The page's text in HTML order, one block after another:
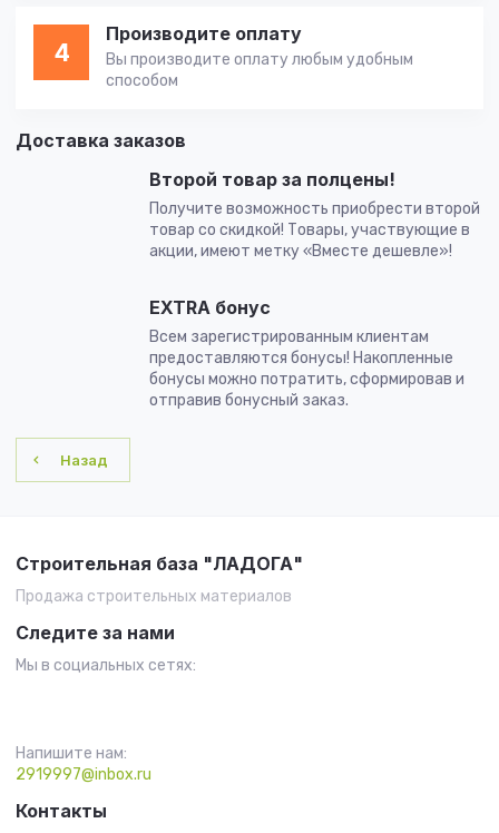
4
Производите оплату
Вы производите оплату любым удобным
способом
Доставка заказов
Второй товар за полцены!
Получите возможность приобрести второй
товар со скидкой! Товары, участвующие в
акции, имеют метку «Вместе дешевле»!
EXTRA бонус
Всем зарегистрированным клиентам
предоставляются бонусы! Накопленные
бонусы можно потратить, сформировав и
отправив бонусный заказ.
Назад
Строительная база "ЛАДОГА"
Продажа строительных материалов
Следите за нами
Мы в социальных сетях:
Напишите нам:
2919997@inbox.ru
Контакты